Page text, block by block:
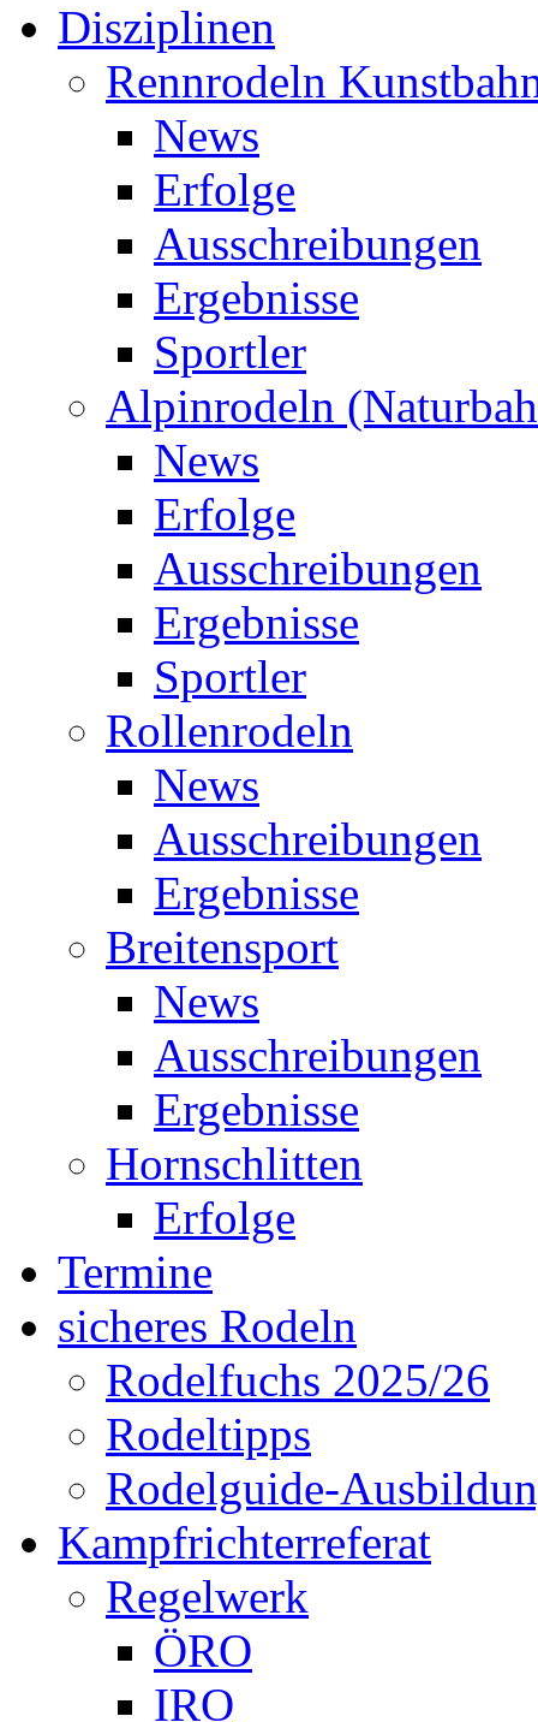
Disziplinen
Rennrodeln
News
Erfolge
Ausschreibungen
Ergebnisse
Sportler
Alpinrodeln
News
Erfolge
Ausschreibungen
Ergebnisse
Sportler
Rollenrodeln
News
Ausschreibungen
Ergebnisse
Breitensport
News
Ausschreibungen
Ergebnisse
Hornschlitten
Erfolge
Termine
sicheres Rodeln
Rodelfuchs 2025/26
Rodeltipps
Rodelguide-
Kampfrichterreferat
Regelwerk
ÖRO
IRO